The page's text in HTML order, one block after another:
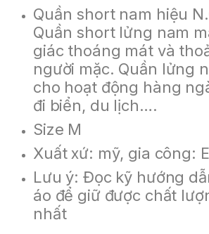
Quần short nam hiệu
Quần short lửng nam
giác thoáng mát và
người mặc. Quần lửng
cho hoạt động hàng
đi biển, du lịch….
Size M
Xuất xứ: mỹ, gia công:
Lưu ý: Đọc kỹ hướng
áo để giữ được chất
nhất